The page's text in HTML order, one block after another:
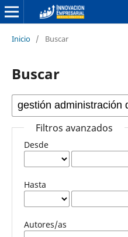
Inicio / Buscar
Buscar
Filtros avanzados
Desde
Hasta
Autores/as